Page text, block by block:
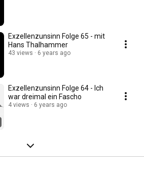
Exzellenzunsinn Folge 65 - mit
Hans Thalhammer
43 views 6 years ago
Exzellenzunsinn Folge 64 - Ich
war dreimal ein Fascho
4 views 6 years ago